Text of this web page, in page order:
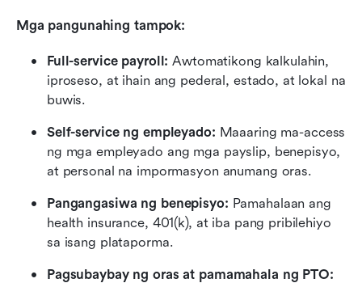
Mga pangunahing tampok:
Full-service payroll: Awtomatikong kalkulahin,
iproseso, at ihain ang pederal, estado, at lokal na
buwis.
Self-service ng empleyado: Maaaring ma-access
ng mga empleyado ang mga payslip, benepisyo,
at personal na impormasyon anumang oras.
Pangangasiwa ng benepisyo: Pamahalaan ang
health insurance, 401(k), at iba pang pribilehiyo
sa isang plataporma.
Pagsubaybay ng oras at pamamahala ng PTO: